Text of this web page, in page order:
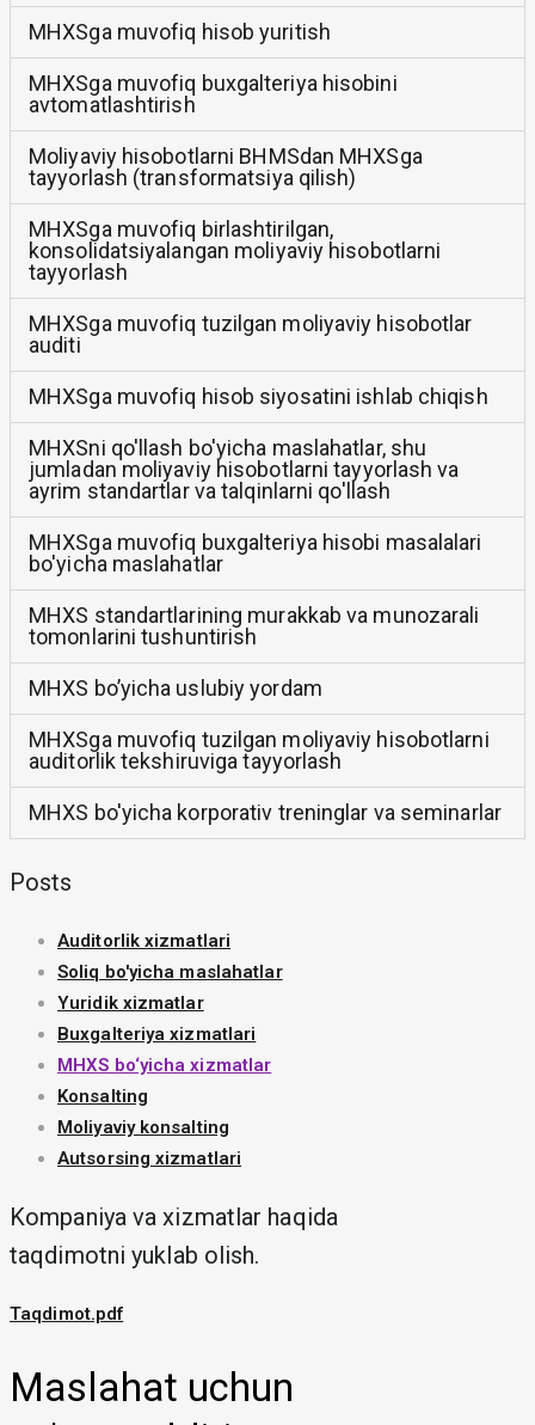
MHXSga muvofiq hisob yuritish
MHXSga muvofiq buxgalteriya hisobini
avtomatlashtirish
Moliyaviy hisobotlarni BHMSdan MHXSga
tayyorlash (transformatsiya qilish)
MHXSga muvofiq birlashtirilgan,
konsolidatsiyalangan moliyaviy hisobotlarni
tayyorlash
MHXSga muvofiq tuzilgan moliyaviy hisobotlar
auditi
MHXSga muvofiq hisob siyosatini ishlab chiqish
MHXSni qo'llash bo'yicha maslahatlar, shu
jumladan moliyaviy hisobotlarni tayyorlash va
ayrim standartlar va talqinlarni qo'llash
MHXSga muvofiq buxgalteriya hisobi masalalari
bo'yicha maslahatlar
MHXS standartlarining murakkab va munozarali
tomonlarini tushuntirish
MHXS bo’yicha uslubiy yordam
MHXSga muvofiq tuzilgan moliyaviy hisobotlarni
auditorlik tekshiruviga tayyorlash
MHXS bo'yicha korporativ treninglar va seminarlar
Posts
Auditorlik xizmatlari
Soliq bo'yicha maslahatlar
Yuridik xizmatlar
Buxgalteriya xizmatlari
MHXS bo‘yicha xizmatlar
Konsalting
Moliyaviy konsalting
Autsorsing xizmatlari
Kompaniya va xizmatlar haqida
taqdimotni yuklab olish.
Taqdimot.pdf
Maslahat uchun